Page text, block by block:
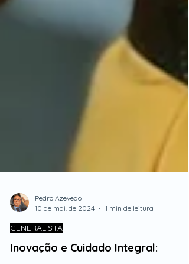
Pedro Azevedo
10 de mai. de 2024
GENERALISTA